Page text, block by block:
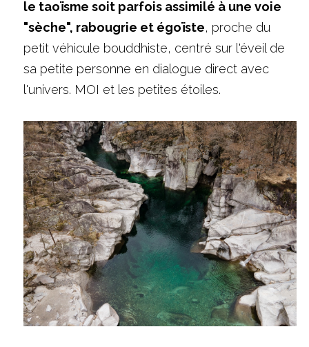
le taoïsme soit parfois assimilé à une voie
"sèche", rabougrie et égoïste, proche du
petit véhicule bouddhiste, centré sur l'éveil de
sa petite personne en dialogue direct avec
l'univers. MOI et les petites étoiles.